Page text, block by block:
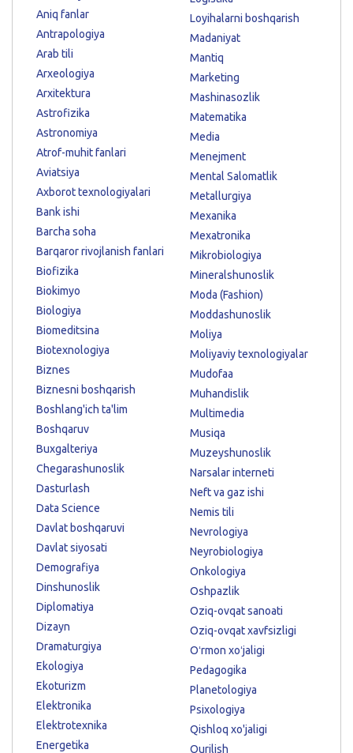
Aniq fanlar
Antrapologiya
Arab tili
Arxeologiya
Arxitektura
Astrofizika
Astronomiya
Atrof-muhit fanlari
Aviatsiya
Axborot texnologiyalari
Bank ishi
Barcha soha
Barqaror rivojlanish fanlari
Biofizika
Biokimyo
Biologiya
Biomeditsina
Biotexnologiya
Biznes
Biznesni boshqarish
Boshlang'ich ta'lim
Boshqaruv
Buxgalteriya
Chegarashunoslik
Dasturlash
Data Science
Davlat boshqaruvi
Davlat siyosati
Demografiya
Dinshunoslik
Diplomatiya
Dizayn
Dramaturgiya
Ekologiya
Ekoturizm
Elektronika
Elektrotexnika
Energetika
Loyihalarni boshqarish
Madaniyat
Mantiq
Marketing
Mashinasozlik
Matematika
Media
Menejment
Mental Salomatlik
Metallurgiya
Mexanika
Mexatronika
Mikrobiologiya
Mineralshunoslik
Moda (Fashion)
Moddashunoslik
Moliya
Moliyaviy texnologiyalar
Mudofaa
Muhandislik
Multimedia
Musiqa
Muzeyshunoslik
Narsalar interneti
Neft va gaz ishi
Nemis tili
Nevrologiya
Neyrobiologiya
Onkologiya
Oshpazlik
Oziq-ovqat sanoati
Oziq-ovqat xavfsizligi
Oʻrmon xoʻjaligi
Pedagogika
Planetologiya
Psixologiya
Qishloq xo'jaligi
Qurilish